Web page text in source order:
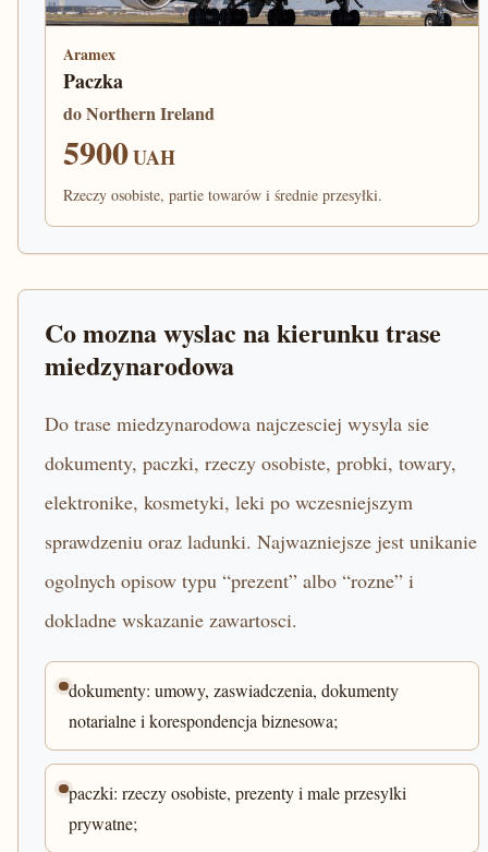
Aramex
Paczka
do Northern Ireland
5900UAH
Rzeczy osobiste, partie towarów i średnie przesyłki.
Co mozna wyslac na kierunku trase
miedzynarodowa
Do trase miedzynarodowa najczesciej wysyla sie
dokumenty, paczki, rzeczy osobiste, probki, towary,
elektronike, kosmetyki, leki po wczesniejszym
sprawdzeniu oraz ladunki. Najwazniejsze jest unikanie
ogolnych opisow typu “prezent” albo “rozne” i
dokladne wskazanie zawartosci.
dokumenty: umowy, zaswiadczenia, dokumenty
notarialne i korespondencja biznesowa;
paczki: rzeczy osobiste, prezenty i male przesylki
prywatne;